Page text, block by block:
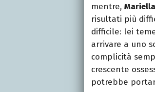
mentre,
risultati più
difficile: lei
arrivare a uno
complicità
crescente
potrebbe